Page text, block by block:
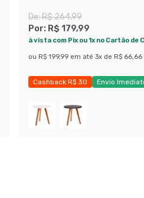
De:R$ 264,99
Por: R$ 179,99
à vista com Pix ou 1x no Cartão de
ou R$ 199,99 em até 3x de R$ 66,66
Cashback R$ 30
Envio